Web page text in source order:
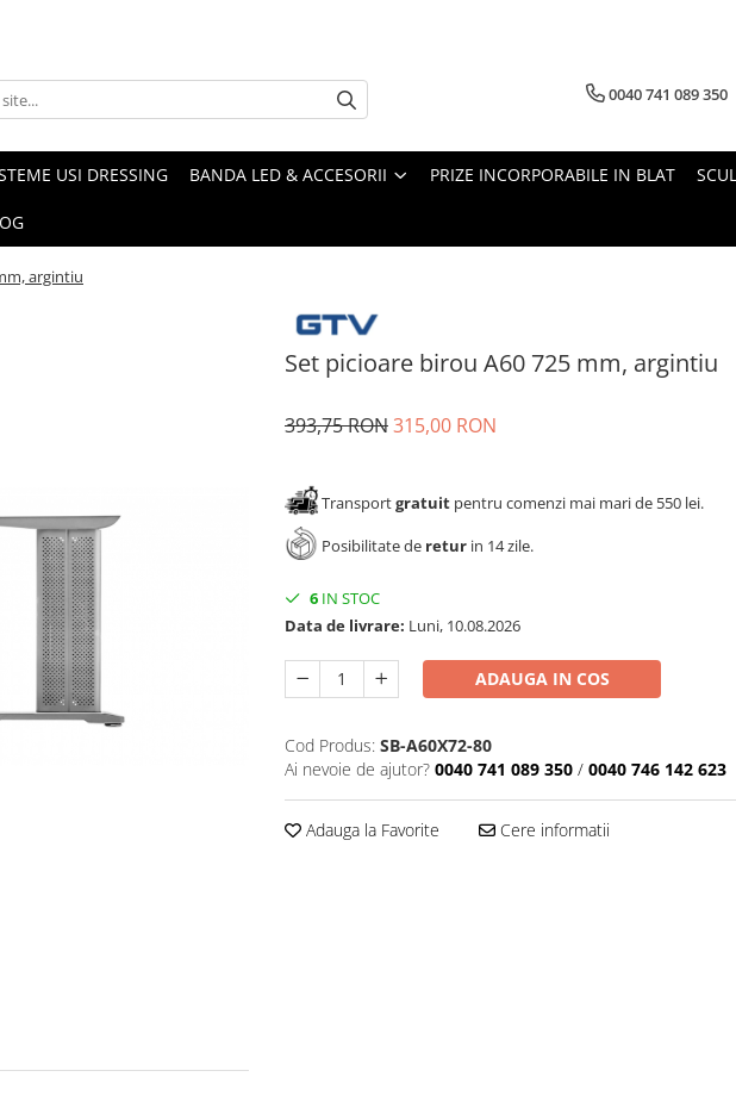
0040 741 089 350
USI DRESSING BANDA LED & ACCESORII PRIZE INCORPORABILE IN BLAT
argintiu
Set picioare birou A60 725 mm, argintiu
393,75 RON315,00 RON
Transportgratuit pentru comenzi mai mari de 550 lei.
Posibilitate de retur in 14 zile.
6 IN STOC
Data de livrare: Luni, 10.08.2026
ADAUGA IN COS
Cod Produs: SB-A60X72-80
Ai nevoie de ajutor? 0040 741 089 350 / 0040 746 142 623
Adauga la Favorite Cere informatii